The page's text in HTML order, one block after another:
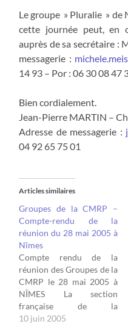
Le groupe » Pluralie » de
cette journée peut, en
auprès de sa secrétaire :
messagerie :
14 93 – Por : 06 30 08 47
Bien cordialement.
Jean-Pierre MARTIN –
Adresse de messagerie :
04 92 65 75 01
Articles similaires
Groupes de la CMRP –
Compte-rendu de la
réunion du 28 mai 2005 à
Nîmes
Compte rendu de la
réunion des Groupes de la
CMRP le 28 mai 2005 à
NÎMES La section
française de la
Conférence Mondiale des
10 juin 2005